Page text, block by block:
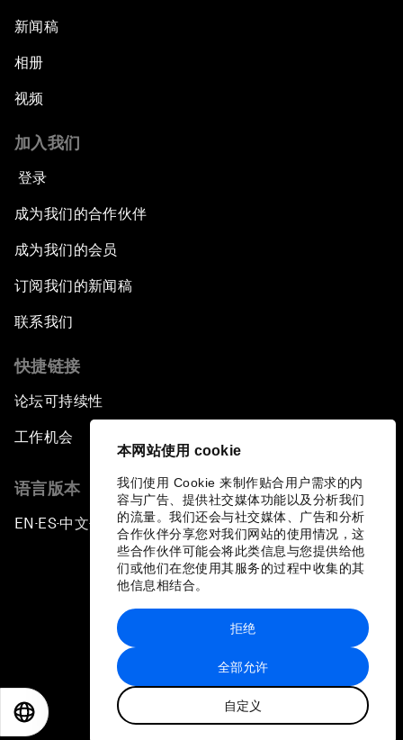
本网站使用 cookie
我们使用 Cookie 来制作贴合用户需求的内
容与广告、提供社交媒体功能以及分析我们
的流量。我们还会与社交媒体、广告和分析
合作伙伴分享您对我们网站的使用情况，这
些合作伙伴可能会将此类信息与您提供给他
们或他们在您使用其服务的过程中收集的其
他信息相结合。
全部允许
自定义
拒绝
新闻稿
相册
视频
加入我们
登录
成为我们的合作伙伴
成为我们的会员
订阅我们的新闻稿
联系我们
快捷链接
论坛可持续性
工作机会
语言版本
EN ▪ES▪中文▪ 日本語
站点地图
世界经济论坛